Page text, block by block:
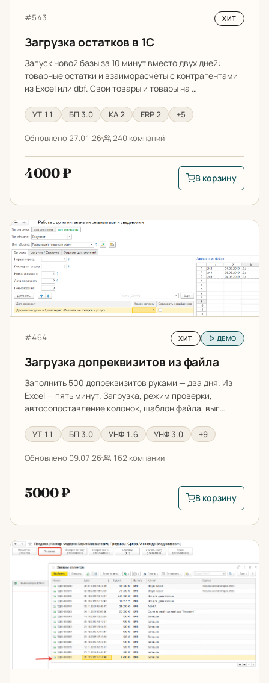
Артикул:
#543 ХИТ
Загрузка остатков в 1С
Запуск новой базы за 10 минут вместо двух дней:
товарные остатки и взаиморасчёты с контрагентами
из Excel или dbf. Свои товары и товары на …
УТ 11 БП 3.0 КА 2 ERP 2 +5
Обновлено 27.01.26 240 компаний
4000 ₽
В корзину:
В корзину
Загрузка допреквизитов из файла
Артикул:
#464 ХИТ ДЕМО
Загрузка допреквизитов из файла
Заполнить 500 допреквизитов руками — два дня. Из
Excel — пять минут. Загрузка, режим проверки,
автосопоставление колонок, шаблон файла, выг…
УТ 11 БП 3.0 УНФ 1.6 УНФ 3.0 +9
Обновлено 09.07.26 162 компании
5000 ₽
В корзину:
В корзину
Заполнение чеков ККМ по заказам